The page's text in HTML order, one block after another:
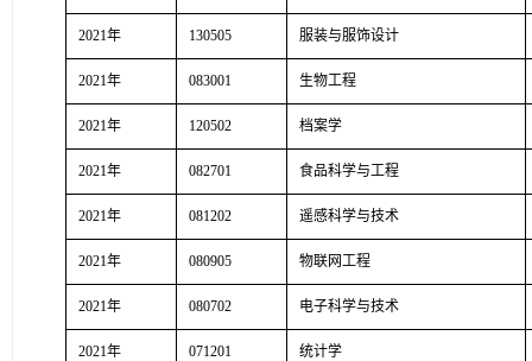
2021年 130505 服装与服饰设计
2021年 083001 生物工程
2021年 120502 档案学
2021年 082701 食品科学与工程
2021年 081202 遥感科学与技术
2021年 080905 物联网工程
2021年 080702 电子科学与技术
2021年 071201 统计学